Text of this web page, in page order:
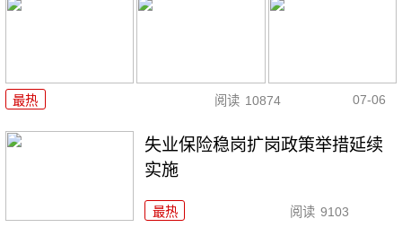
最热 阅读 10874 07-06
失业保险稳岗扩岗政策举措延续
实施
最热 阅读 9103